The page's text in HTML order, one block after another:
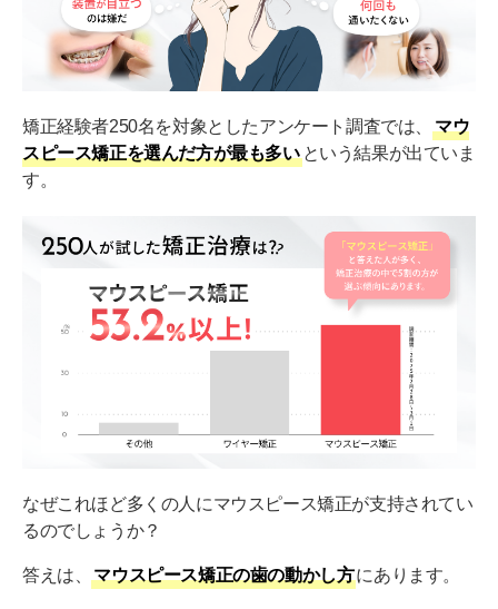
矯正経験者250名を対象としたアンケート調査では、
マウ
スピース矯正を選んだ方が最も多い という結果が出ていま
す。
なぜこれほど多くの人にマウスピース矯正が支持されてい
るのでしょうか？
答えは、 マウスピース矯正の歯の動かし方にあります。